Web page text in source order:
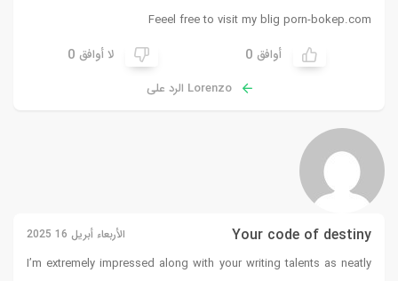
Feeel free to visit my blig porn-bokep.com
أوافق 0 لا أوافق 0
Lorenzo الرد على
Your code of destiny الأربعاء أبريل 16 2025
I’m extremely impressed along with your writing talents as neatly